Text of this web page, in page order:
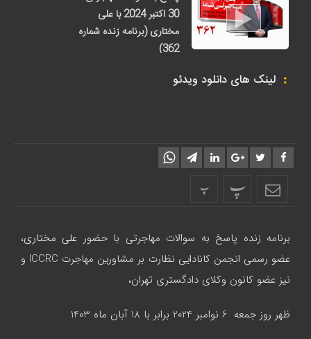
30 اکتبر 2024 با علی
مختاری (برنامه زنده شماره
362)
لینک های دانلود ویدئو
پ پ
برنامه زنده پاسخ به سوالات مهاجرتی با حضور علی مختاری،
عضو رسمی انجمن کانادایی نظارت بر مشاورین مهاجرت ICCRC و
نیز عضو کانون وکلای دادگستری تهران،
ظهر روز جمعه 6 نوامبر 2024 برابر با 18 آبان ماه 1403